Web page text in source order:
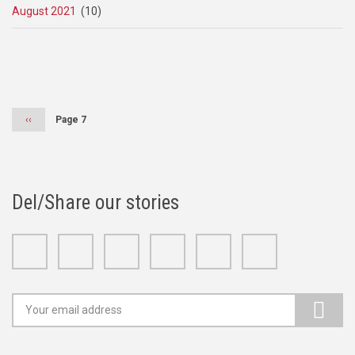
August 2021 (10)
Previous
‹‹ Page 7
Del/Share our stories